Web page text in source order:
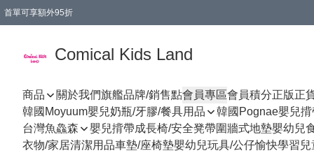
首單可享額外95折
Comical Kids Land
商品 關於我們旗艦品牌/銷售點會員專區會員積分正版正
韓國Moyuum嬰兒奶瓶/牙膠/餐具用品
韓國Pognae嬰兒揹
台灣魚鱻森
嬰兒揹帶成長椅/安全凳帶圍牆式地墊嬰幼兒
衣物/家居清潔用品車墊/座椅墊嬰幼兒玩具/公仔愉快學習